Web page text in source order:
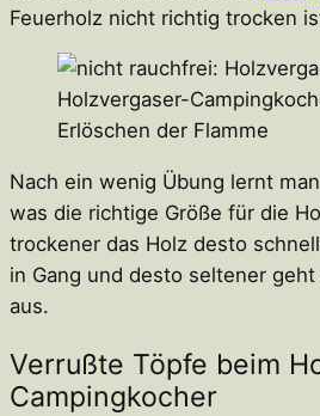
Feuerholz nicht richtig trocken
Holzvergaser-
Erlöschen der Flamme
Nach ein wenig Übung lernt
was die richtige Größe für die
trockener das Holz desto
in Gang und desto seltener
aus.
Verrußte Töpfe beim
Campingkocher